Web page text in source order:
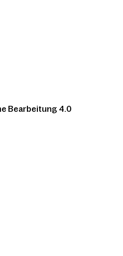
Bearbeitung 4.0